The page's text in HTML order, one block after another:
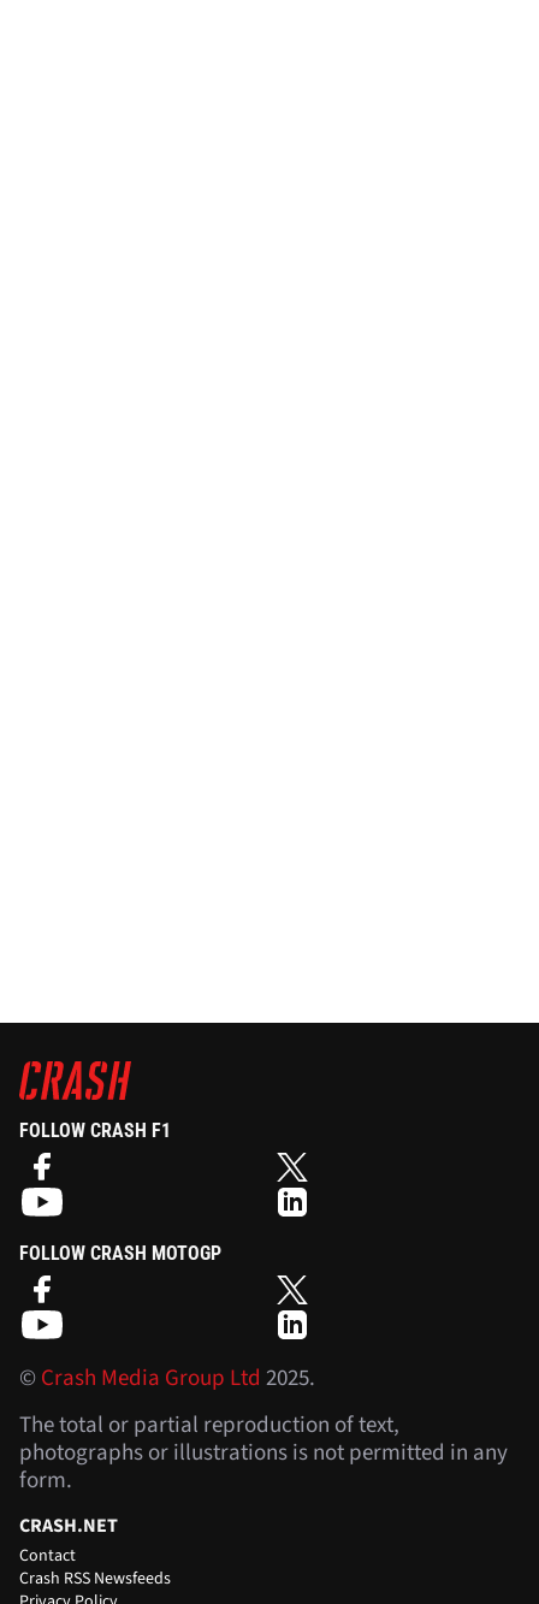
FOLLOW CRASH F1
FOLLOW CRASH MOTOGP
©Crash Media Group Ltd 2025.
The total or partial reproduction of text,
photographs or illustrations is not permitted in any
form.
CRASH.NET
Contact
Crash RSS Newsfeeds